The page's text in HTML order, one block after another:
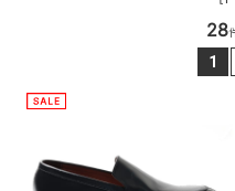
28
1